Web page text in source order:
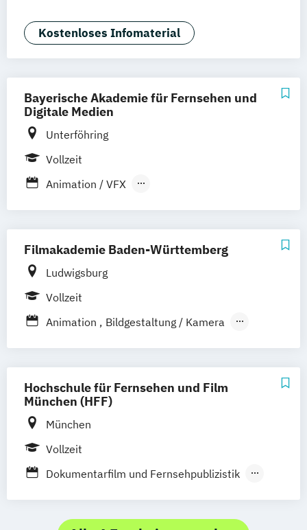
Visual Effects
Kostenloses Infomaterial
Bayerische Akademie für Fernsehen und
Digitale Medien
Unterföhring
Vollzeit
Animation / VFX
Schnitt / Cutter
Filmakademie Baden-Württemberg
Ludwigsburg
Vollzeit
Animation
Bildgestaltung / Kamera
Filmton / Sounddesign
Interaktive Medien
Motion Design
Hochschule für Fernsehen und Film
München (HFF)
München
Vollzeit
Dokumentarfilm und Fernsehpublizistik